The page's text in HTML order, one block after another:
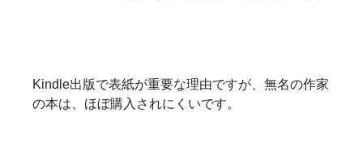
Kindle出版で表紙が重要な理由ですが、無名の作家
の本は、ほぼ購入されにくいです。